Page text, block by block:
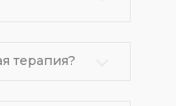
терапия?